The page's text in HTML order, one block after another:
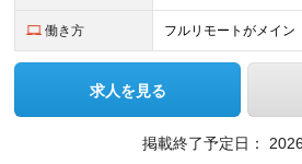
働き方 フルリモートがメイン
求人を見る
掲載終了予定日：